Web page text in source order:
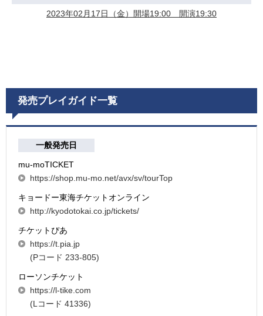
2023年02月17日（金）開場19:00 開演19:30
発売プレイガイド一覧
一般発売日
mu-moTICKET
https://shop.mu-mo.net/avx/sv/tourTop
キョードー東海チケットオンライン
http://kyodotokai.co.jp/tickets/
チケットぴあ
https://t.pia.jp
(Pコード 233-805)
ローソンチケット
https://l-tike.com
(Lコード 41336)